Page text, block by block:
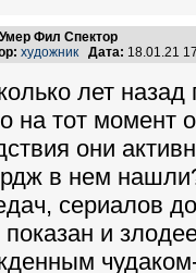
Фил Спектор
художник Дата: 18.01.21
лет
на тот момент
они
в нем
сериалов
и